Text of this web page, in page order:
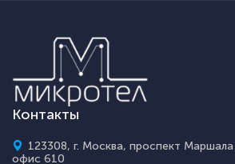
Контакты
123308, г. Москва, проспект
офис 610